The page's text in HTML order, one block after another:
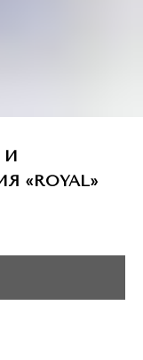
И
«ROYAL»